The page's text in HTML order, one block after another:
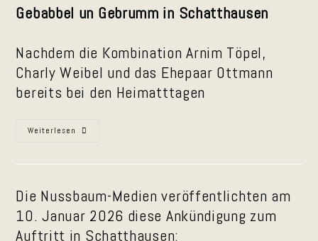
Gebabbel un Gebrumm in Schatthausen
Nachdem die Kombination Arnim Töpel,
Charly Weibel und das Ehepaar Ottmann
bereits bei den Heimatttagen
Weiterlesen Gebabbel
In
Die Nussbaum-Medien veröffentlichten am
10. Januar 2026 diese Ankündigung zum
Auftritt in Schatthausen: